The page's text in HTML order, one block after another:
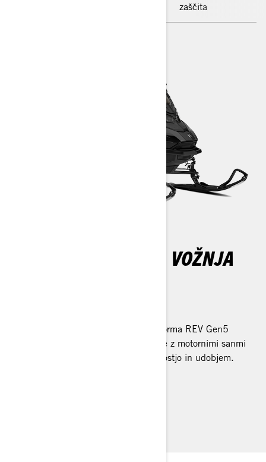
zaščita
NAJNAPREDNEJŠA VOŽNJA
Izpopolnjena v vseh pogledih, platforma REV Gen5
zagotavlja premierno izkušnjo vožnje z motornimi sanmi
z izjemno kakovostjo vožnje, vodljivostjo in udobjem.